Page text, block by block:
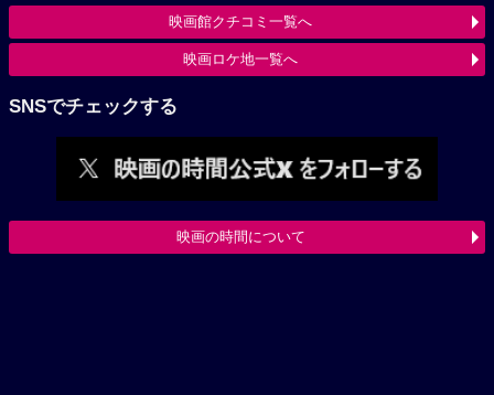
映画館クチコミ一覧へ
映画ロケ地一覧へ
SNSでチェックする
映画の時間について